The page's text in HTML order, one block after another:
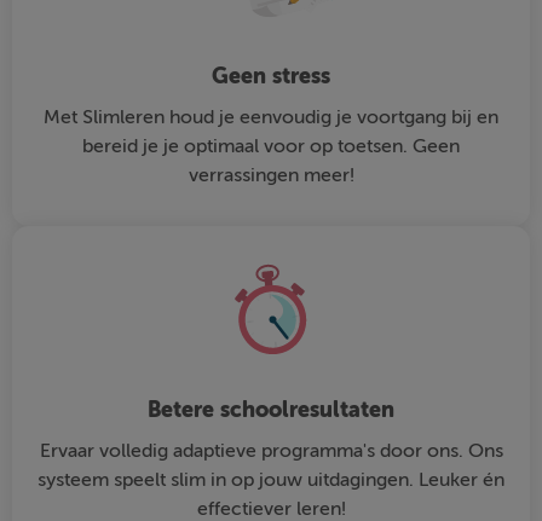
Geen stress
Met Slimleren houd je eenvoudig je voortgang bij en
bereid je je optimaal voor op toetsen. Geen
verrassingen meer!
Betere schoolresultaten
Ervaar volledig adaptieve programma's door ons. Ons
systeem speelt slim in op jouw uitdagingen. Leuker én
effectiever leren!